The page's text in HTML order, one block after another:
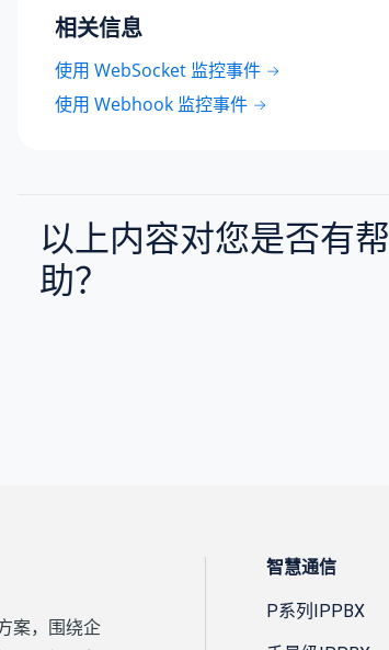
相关信息
使用 WebSocket 监控事件
使用 Webhook 监控事件
以上内容对您是否有帮
助？
案，围绕企
智慧通信
P系列IPPBX